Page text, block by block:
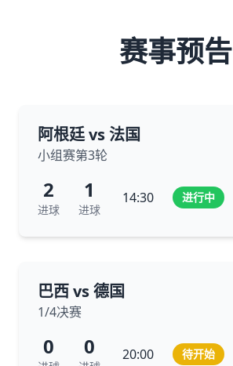
赛事预告
阿根廷 vs 法国
小组赛第3轮
2
进球
1
进球
14:30 进行中
巴西 vs 德国
1/4决赛
0 0 20:00 待开始